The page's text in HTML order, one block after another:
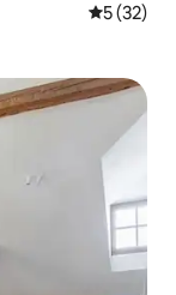
5 (32)